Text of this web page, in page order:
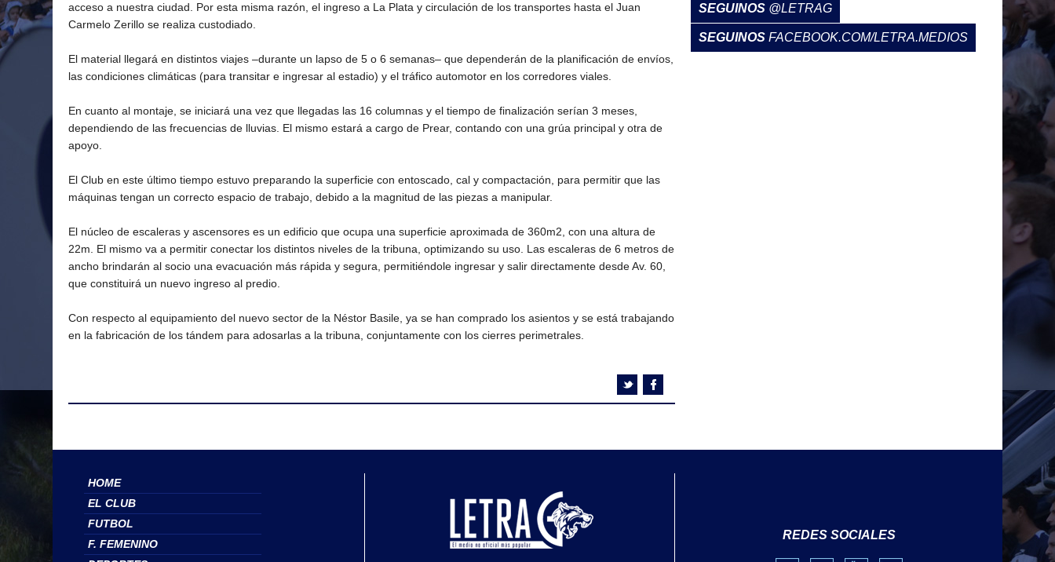
acceso a nuestra ciudad. Por esta misma razón, el ingreso a La Plata y circulación de los transportes hasta el Juan
Carmelo Zerillo se realiza custodiado.
El material llegará en distintos viajes –durante un lapso de 5 o 6 semanas– que dependerán de la planificación de envíos,
las condiciones climáticas (para transitar e ingresar al estadio) y el tráfico automotor en los corredores viales.
En cuanto al montaje, se iniciará una vez que llegadas las 16 columnas y el tiempo de finalización serían 3 meses,
dependiendo de las frecuencias de lluvias. El mismo estará a cargo de Prear, contando con una grúa principal y otra de
apoyo.
El Club en este último tiempo estuvo preparando la superficie con entoscado, cal y compactación, para permitir que las
máquinas tengan un correcto espacio de trabajo, debido a la magnitud de las piezas a manipular.
El núcleo de escaleras y ascensores es un edificio que ocupa una superficie aproximada de 360m2, con una altura de
22m. El mismo va a permitir conectar los distintos niveles de la tribuna, optimizando su uso. Las escaleras de 6 metros de
ancho brindarán al socio una evacuación más rápida y segura, permitiéndole ingresar y salir directamente desde Av. 60,
que constituirá un nuevo ingreso al predio.
Con respecto al equipamiento del nuevo sector de la Néstor Basile, ya se han comprado los asientos y se está trabajando
en la fabricación de los tándem para adosarlas a la tribuna, conjuntamente con los cierres perimetrales.
SEGUINOS @LETRAG
SEGUINOSFACEBOOK.COM/LETRA.MEDIOS
HOME
EL CLUB
FUTBOL
F. FEMENINO
REDES SOCIALES